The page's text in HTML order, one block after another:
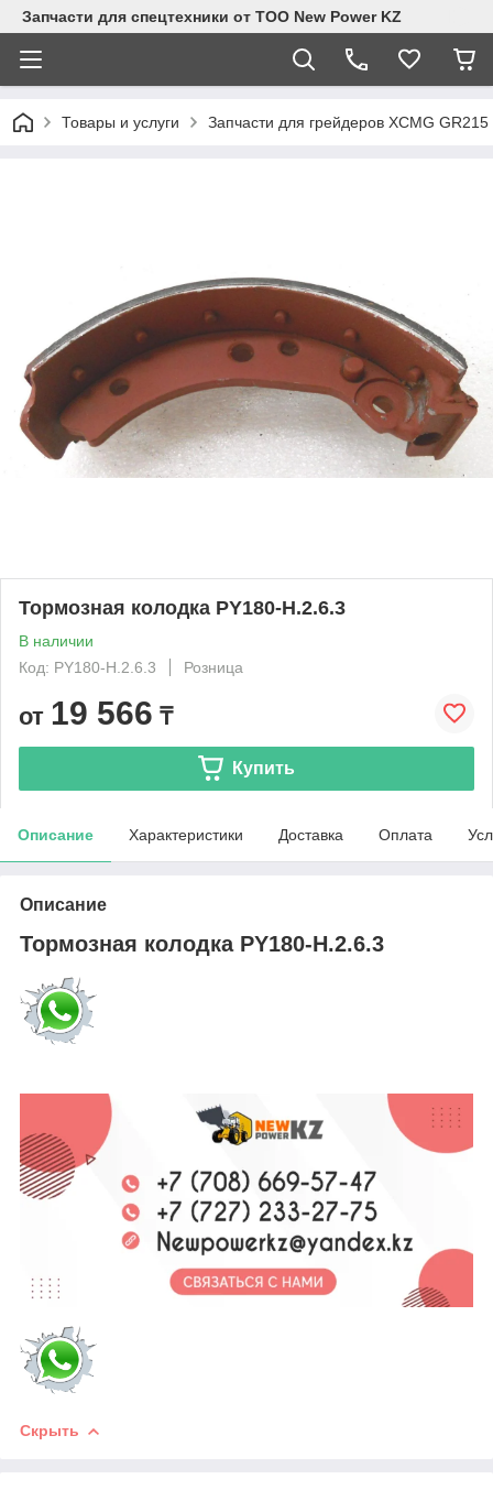
Запчасти для спецтехники от ТОО New Power KZ
Товары и услуги Запчасти для грейдеров XCMG
Тормозная колодка PY180-H.2.6.3
В наличии
Код: PY180-H.2.6.3
Розница
от 19 566 ₸
Купить
Описание Характеристики Доставка Оплата
Описание
Тормозная колодка PY180-H.2.6.3
Скрыть